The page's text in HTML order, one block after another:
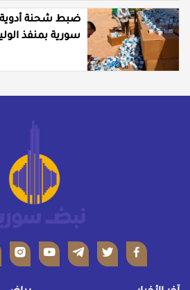
ضبط شحنة
سورية بمنفذ